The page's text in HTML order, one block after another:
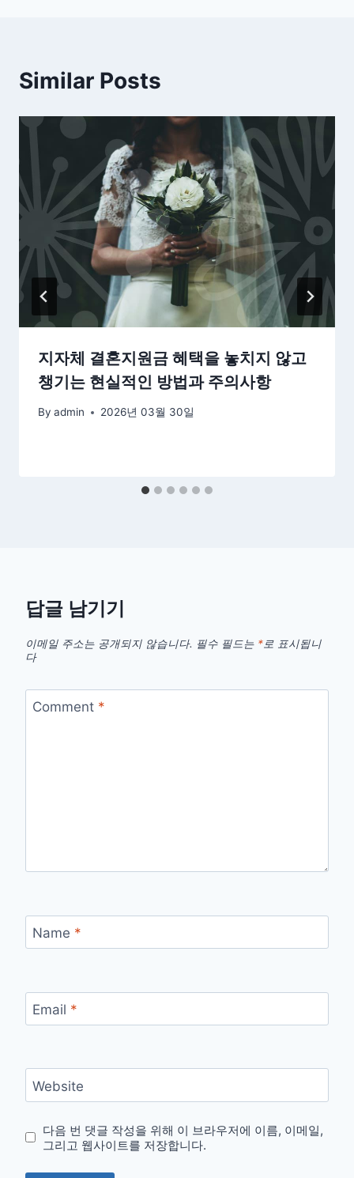
Similar Posts
지자체 결혼지원금 혜택을 놓치지 않고
챙기는 현실적인 방법과 주의사항
By admin 2026년 03월 30일
답글 남기기
이메일 주소는 공개되지 않습니다. 필수 필드는 *로 표시됩니
다
Comment *
Name *
Email *
Website
다음 번 댓글 작성을 위해 이 브라우저에 이름, 이메일,
그리고 웹사이트를 저장합니다.